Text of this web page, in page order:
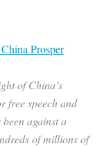
Prosper
of China’s
free speech and
against a
of millions of